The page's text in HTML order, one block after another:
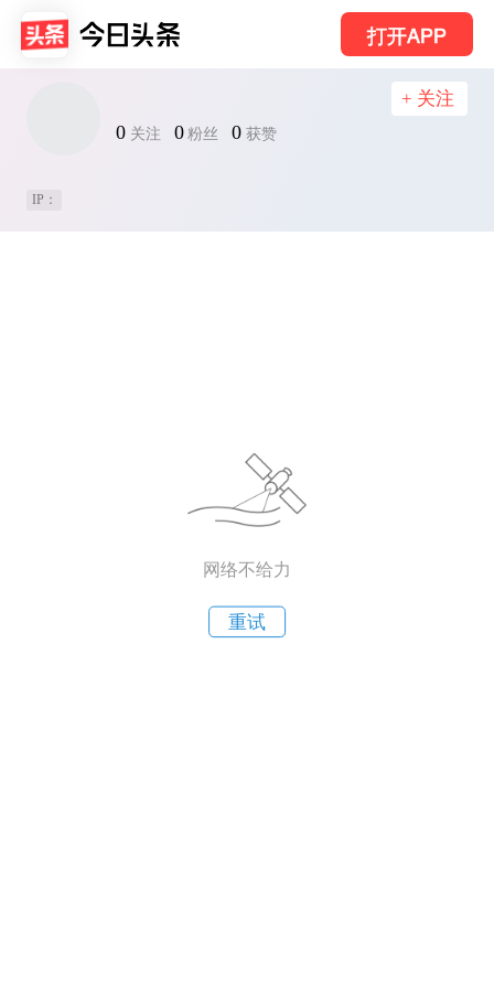
打开APP
0 关注 0 粉丝 0 获赞
+ 关注
IP：
网络不给力
重试